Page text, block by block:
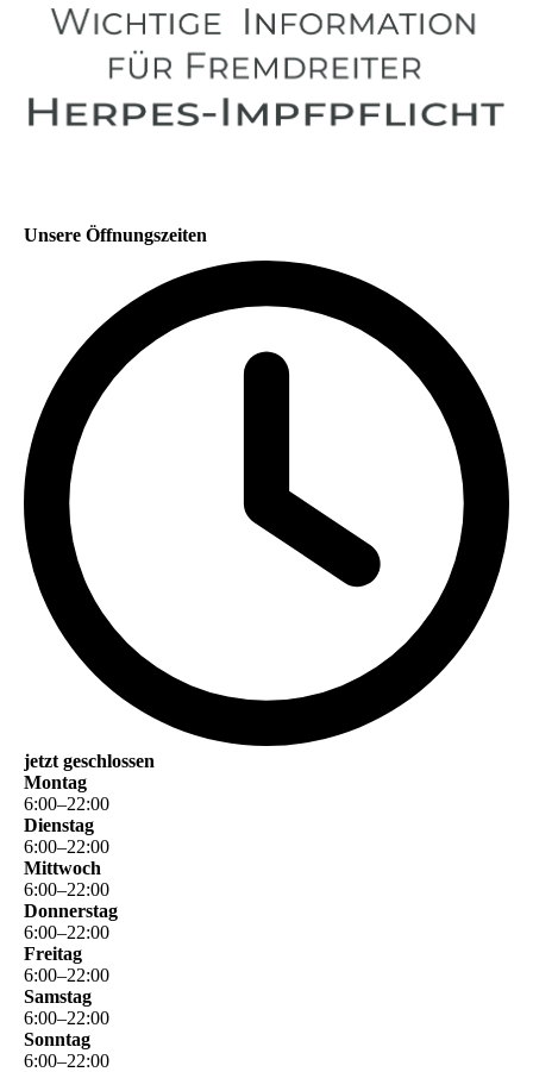
Unsere Öffnungszeiten
jetzt geschlossen
Montag
6:00–22:00
Dienstag
6:00–22:00
Mittwoch
6:00–22:00
Donnerstag
6:00–22:00
Freitag
6:00–22:00
Samstag
6:00–22:00
Sonntag
6:00–22:00